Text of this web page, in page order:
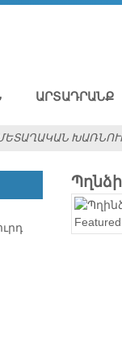
ԱՐՏԱԴՐԱՆՔ
Պղնձի